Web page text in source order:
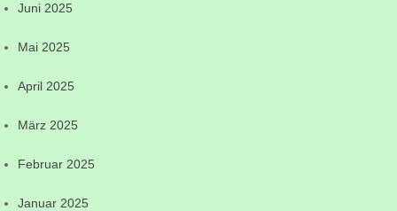
Juni 2025
Mai 2025
April 2025
März 2025
Februar 2025
Januar 2025